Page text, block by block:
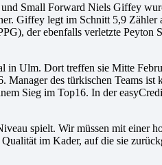
Small Forward Niels Giffey
Giffey legt im Schnitt 5,9
der ebenfalls verletzte
Ulm. Dort treffen sie Mitte
Manager des türkischen Teams
Sieg im Top16. In der
spielt. Wir müssen mit einer
im Kader, auf die sie